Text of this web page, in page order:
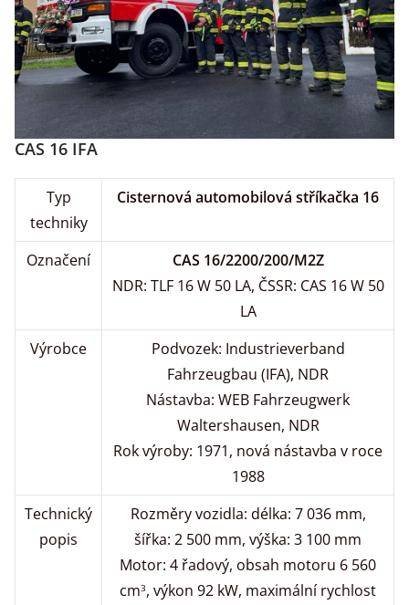
CAS 16 IFA
Typ
techniky
Cisternová automobilová stříkačka 16
Označení
CAS 16/2200/200/M2Z
NDR: TLF 16 W 50 LA, ČSSR: CAS 16 W 50
LA
Výrobce
Podvozek: Industrieverband
Fahrzeugbau (IFA), NDR
Nástavba: WEB Fahrzeugwerk
Waltershausen, NDR
Rok výroby: 1971, nová nástavba v roce
1988
Technický
popis
Rozměry vozidla: délka: 7 036 mm,
šířka: 2 500 mm, výška: 3 100 mm
Motor: 4 řadový, obsah motoru 6 560
cm3, výkon 92 kW, maximální rychlost